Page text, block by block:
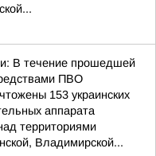
В течение прошедшей
ПВО
153 украинских
аппарата
территориями
Владимирской...